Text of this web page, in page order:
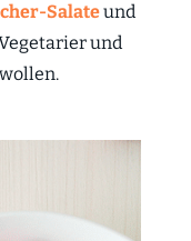
Salateund
und